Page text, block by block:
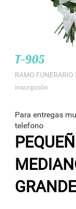
T-905
RAMO
inscripción
Para entregas
telefono